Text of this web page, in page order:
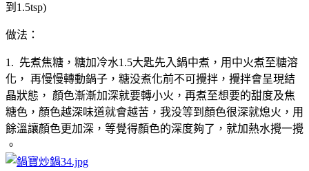
到1.5tsp)
做法：
1. 先煮焦糖，糖加冷水1.5大匙先入鍋中煮，用中火煮至糖溶
化， 再慢慢轉動鍋子，糖没煮化前不可攪拌，攪拌會呈現結
晶狀態， 顏色漸漸加深就要轉小火，再煮至想要的甜度及焦
糖色，顏色越深味道就會越苦，我没等到顏色很深就熄火，用
餘溫讓顏色更加深，等覺得顏色的深度夠了，就加熱水攪一攪
。